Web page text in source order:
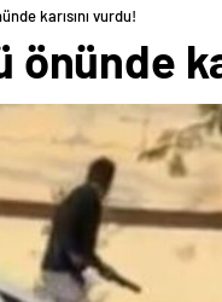
karısını vurdu!